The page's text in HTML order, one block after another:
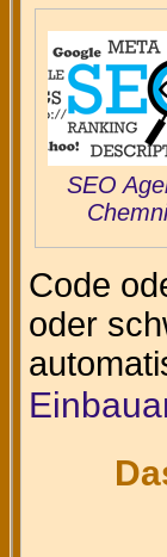
SEO
Code
oder